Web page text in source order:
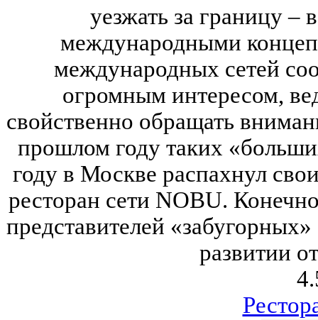
уезжать за границу –
международными
международных сетей
огромным интересом,
свойственно обращать
прошлом году таких
году в Москве распахнул
ресторан сети NOBU.
представителей
развитии